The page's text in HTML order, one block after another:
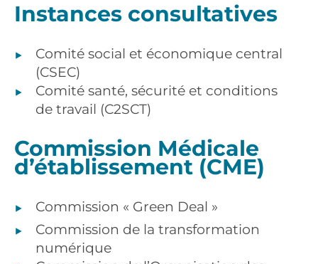
Instances consultatives
Comité social et économique central
(CSEC)
Comité santé, sécurité et conditions
de travail (C2SCT)
Commission Médicale
d’établissement (CME)
Commission « Green Deal »
Commission de la transformation
numérique